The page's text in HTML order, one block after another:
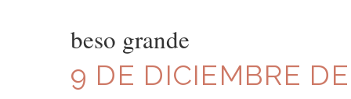
beso grande
9 DE DICIEMBRE